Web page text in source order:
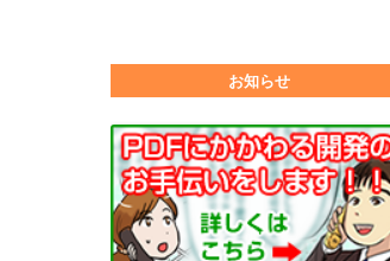
お知らせ